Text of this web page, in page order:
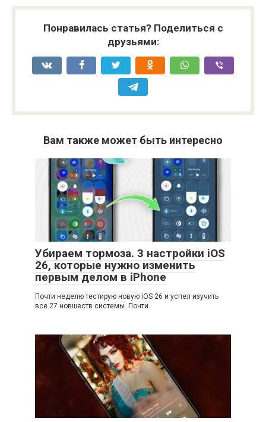
Понравилась статья? Поделиться с
друзьями:
Вам также может быть интересно
Убираем тормоза. 3 настройки iOS
26, которые нужно изменить
первым делом в iPhone
Почти неделю тестирую новую iOS 26 и успел изучить
все 27 новшеств системы. Почти